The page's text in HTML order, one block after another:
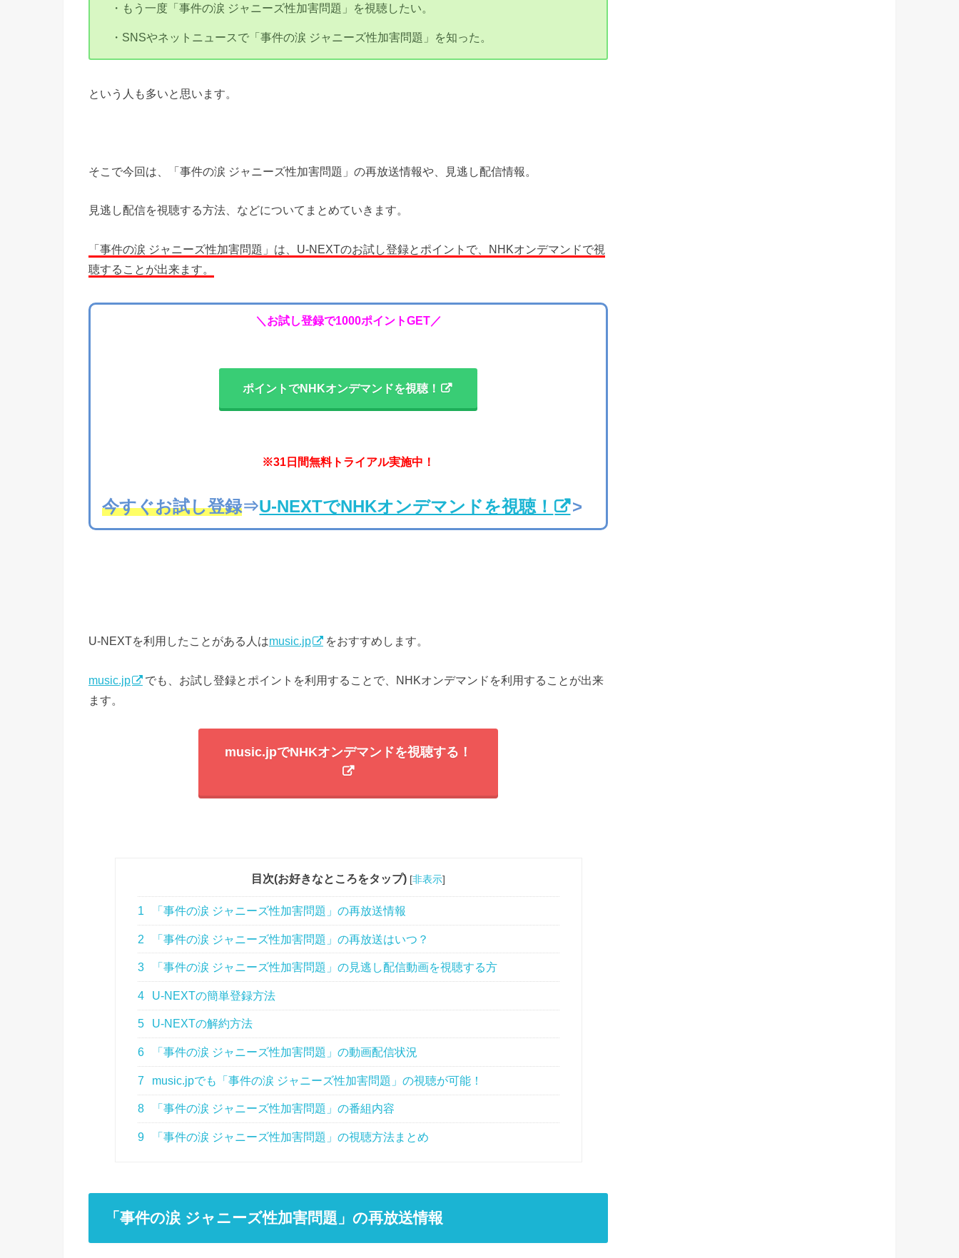
・もう一度「事件の涙 ジャニーズ性加害問題」を視聴したい。
・SNSやネットニュースで「事件の涙 ジャニーズ性加害問題」を知った。
という人も多いと思います。
そこで今回は、「事件の涙 ジャニーズ性加害問題」の再放送情報や、見逃し配信情報。
見逃し配信を視聴する方法、などについてまとめていきます。
「事件の涙 ジャニーズ性加害問題」は、U-NEXTのお試し登録とポイントで、NHKオンデマンドで視
聴することが出来ます。
＼お試し登録で1000ポイントGET／
ポイントでNHKオンデマンドを視聴！
※31日間無料トライアル実施中！
今すぐお試し登録⇒U-NEXTでNHKオンデマンドを視聴！ >
U-NEXTを利用したことがある人はmusic.jp をおすすめします。
music.jp
でも、お試し登録とポイントを利用することで、NHKオンデマンドを利用することが出来
ます。
music.jpでNHKオンデマンドを視聴する！
目次(お好きなところをタップ) [非表示]
1 「事件の涙 ジャニーズ性加害問題」の再放送情報
2 「事件の涙 ジャニーズ性加害問題」の再放送はいつ？
3 「事件の涙 ジャニーズ性加害問題」の見逃し配信動画を視聴する方
4 U-NEXTの簡単登録方法
5 U-NEXTの解約方法
6 「事件の涙 ジャニーズ性加害問題」の動画配信状況
7 music.jpでも「事件の涙 ジャニーズ性加害問題」の視聴が可能！
8 「事件の涙 ジャニーズ性加害問題」の番組内容
9 「事件の涙 ジャニーズ性加害問題」の視聴方法まとめ
「事件の涙 ジャニーズ性加害問題」の再放送情報